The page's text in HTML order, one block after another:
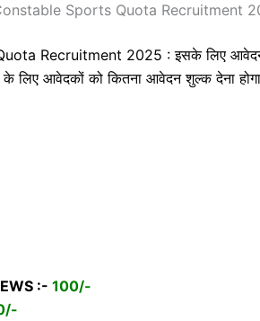
Sports Quota Recruitment
Recruitment 2025 : इसके लिए
आवेदकों को कितना आवेदन शुल्क देना होगा
:- 100/-